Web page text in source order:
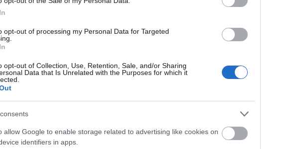
opt-out of processing my Personal Data for Targeted
opt-out of Collection, Use, Retention, Sale, and/or Sharing
Data that Is Unrelated with the Purposes for which it
allow Google to enable storage related to advertising like cookies on
identifiers in apps.
η Νομαρχιακή Επιτροπή Βόρειας Αθήνας (Ν.Ε.Β.Α.) του ΣΥ.ΡΙΖ.Α. – Π.Σ.
να στηρίξει εννέα (9) δημοτικά σχήματα στην περιοχή ευθύνης της.
στα μέσα μαζικής ενημέρωσης (εφημερίδες, sites και blogs) της
απογοήτευσης και αγανάκτησης πληροφορηθήκαμε από τα Μ.Μ.Ε.
της βουλεύτριας Επικρατείας του κόμματός μας, συντρόφισσας